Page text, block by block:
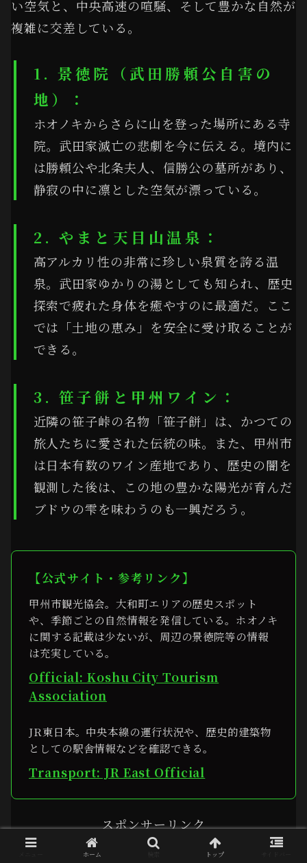
い空気と、中央高速の喧騒、そして豊かな自然が
複雑に交差している。
1. 景徳院（武田勝頼公自害の
地）：
ホオノキからさらに山を登った場所にある寺
院。武田家滅亡の悲劇を今に伝える。境内に
は勝頼公や北条夫人、信勝公の墓所があり、
静寂の中に凛とした空気が漂っている。
2. やまと天目山温泉：
高アルカリ性の非常に珍しい泉質を誇る温
泉。武田家ゆかりの湯としても知られ、歴史
探索で疲れた身体を癒やすのに最適だ。ここ
では「土地の恵み」を安全に受け取ることが
できる。
3. 笹子餅と甲州ワイン：
近隣の笹子峠の名物「笹子餅」は、かつての
旅人たちに愛された伝統の味。また、甲州市
は日本有数のワイン産地であり、歴史の闇を
観測した後は、この地の豊かな陽光が育んだ
ブドウの雫を味わうのも一興だろう。
【公式サイト・参考リンク】
甲州市観光協会。大和町エリアの歴史スポット
や、季節ごとの自然情報を発信している。ホオノキ
に関する記載は少ないが、周辺の景徳院等の情報
は充実している。
Official: Koshu City Tourism
Association
JR東日本。中央本線の運行状況や、歴史的建築物
としての駅舎情報などを確認できる。
Transport: JR East Official
スポンサーリンク
ホーム トップ